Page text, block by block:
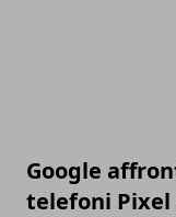
Google
telefoni Pixel